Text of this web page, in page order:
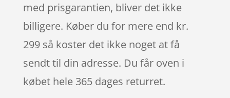
med prisgarantien, bliver det ikke
billigere. Køber du for mere end kr.
299 så koster det ikke noget at få
sendt til din adresse. Du får oven i
købet hele 365 dages returret.